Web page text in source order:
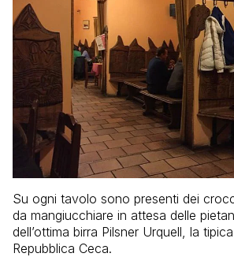
Su ogni tavolo sono presenti dei
da mangiucchiare in attesa delle
dell’ottima birra Pilsner Urquell, la
Repubblica Ceca.